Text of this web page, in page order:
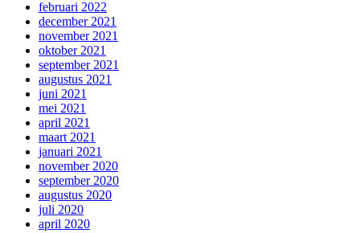
februari 2022
december 2021
november 2021
oktober 2021
september 2021
augustus 2021
juni 2021
mei 2021
april 2021
maart 2021
januari 2021
november 2020
september 2020
augustus 2020
juli 2020
april 2020